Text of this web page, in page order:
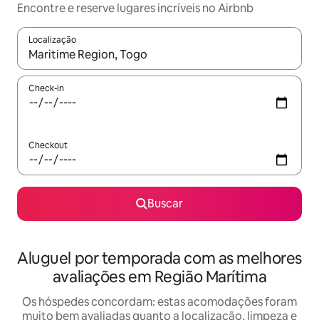
Encontre e reserve lugares incríveis no Airbnb
Localização
Quando os resultados estiverem disponíveis, explore-os
Check-in
Checkout
Buscar
Aluguel por temporada com as melhores
avaliações em Região Marítima
Os hóspedes concordam: estas acomodações foram
muito bem avaliadas quanto a localização, limpeza e